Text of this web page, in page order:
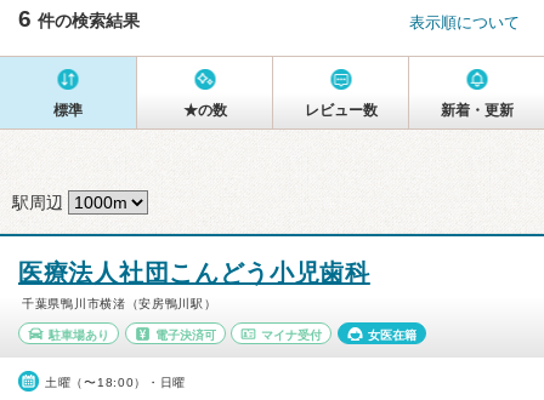
6 件の検索結果 表示順について
標準 ★の数 レビュー数 新着・更新
駅周辺
医療法人社団こんどう小児歯科
千葉県鴨川市横渚（安房鴨川駅）
駐車場あり 電子決済可 マイナ受付 女医在籍
土曜（〜18:00）・日曜